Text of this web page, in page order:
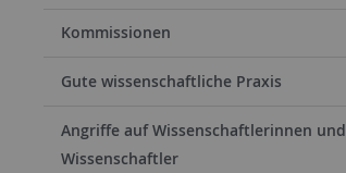
Kommissionen
Gute wissenschaftliche Praxis
Angriffe auf Wissenschaftlerinnen und
Wissenschaftler